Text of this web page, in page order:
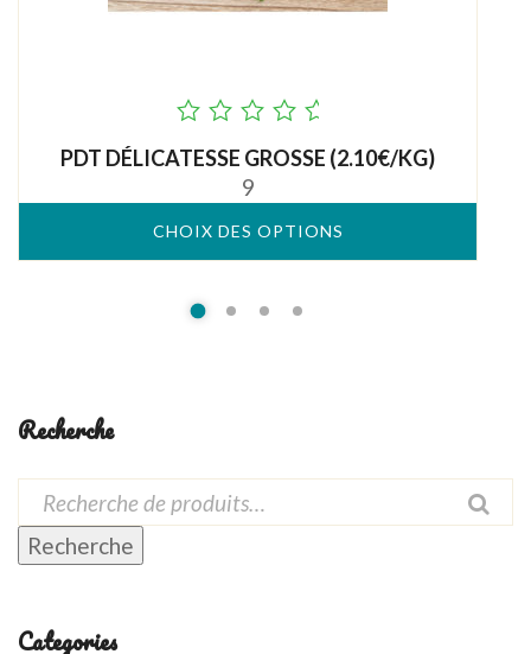
of
PDT DÉLICATESSE GROSSE (2.10€/KG)
9
CHOIX DES OPTIONS
Recherche
Recherche
Categories